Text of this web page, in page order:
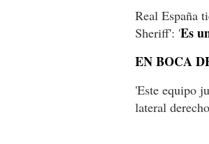
Real España
Sheriff': 'Es
EN BOCA
'Este equipo
lateral